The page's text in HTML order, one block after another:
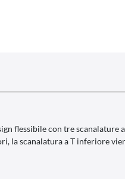
flessibile con tre
la scanalatura a T inferiore